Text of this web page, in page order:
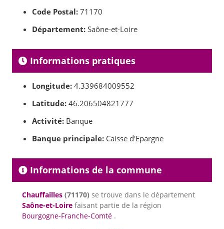
Code Postal: 71170
Département: Saône-et-Loire
Informations pratiques
Longitude: 4.339684009552
Latitude: 46.206504821777
Activité: Banque
Banque principale: Caisse d'Epargne
Informations de la commune
Chauffailles (71170) se trouve dans le département
Saône-et-Loire faisant partie de la région
Bourgogne-Franche-Comté .